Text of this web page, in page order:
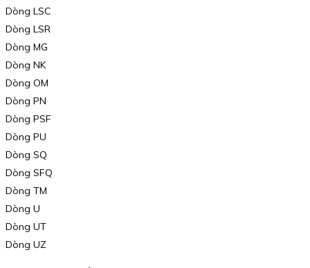
Dòng LSC
Dòng LSR
Dòng MG
Dòng NK
Dòng OM
Dòng PN
Dòng PSF
Dòng PU
Dòng SQ
Dòng SFQ
Dòng TM
Dòng U
Dòng UT
Dòng UZ